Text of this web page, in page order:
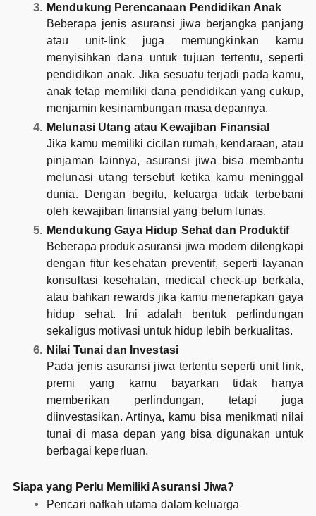
Mendukung Perencanaan Pendidikan Anak
Beberapa jenis asuransi jiwa berjangka panjang
atau unit-link juga memungkinkan kamu
menyisihkan dana untuk tujuan tertentu, seperti
pendidikan anak. Jika sesuatu terjadi pada kamu,
anak tetap memiliki dana pendidikan yang cukup,
menjamin kesinambungan masa depannya.
Melunasi Utang atau Kewajiban Finansial
Jika kamu memiliki cicilan rumah, kendaraan, atau
pinjaman lainnya, asuransi jiwa bisa membantu
melunasi utang tersebut ketika kamu meninggal
dunia. Dengan begitu, keluarga tidak terbebani
oleh kewajiban finansial yang belum lunas.
Mendukung Gaya Hidup Sehat dan Produktif
Beberapa produk asuransi jiwa modern dilengkapi
dengan fitur kesehatan preventif, seperti layanan
konsultasi kesehatan, medical check-up berkala,
atau bahkan rewards jika kamu menerapkan gaya
hidup sehat. Ini adalah bentuk perlindungan
sekaligus motivasi untuk hidup lebih berkualitas.
Nilai Tunai dan Investasi
Pada jenis asuransi jiwa tertentu seperti unit link,
premi yang kamu bayarkan tidak hanya
memberikan perlindungan, tetapi juga
diinvestasikan. Artinya, kamu bisa menikmati nilai
tunai di masa depan yang bisa digunakan untuk
berbagai keperluan.
Siapa yang Perlu Memiliki Asuransi Jiwa?
Pencari nafkah utama dalam keluarga